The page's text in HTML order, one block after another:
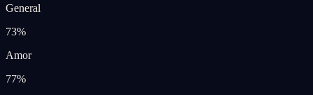
General
73%
Amor
77%